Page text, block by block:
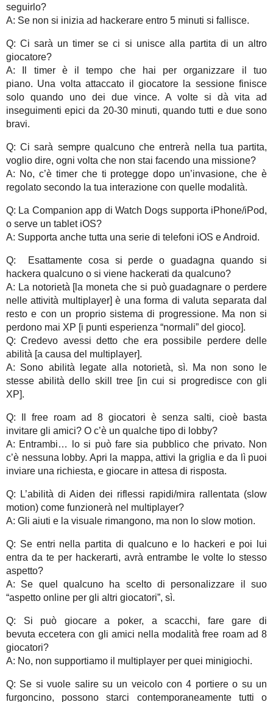
seguirlo?
A: Se non si inizia ad hackerare entro 5 minuti si fallisce.
Q: Ci sarà un timer se ci si unisce alla partita di un altro
giocatore?
A: Il timer è il tempo che hai per organizzare il tuo
piano. Una volta attaccato il giocatore la sessione finisce
solo quando uno dei due vince. A volte si dà vita ad
inseguimenti epici da 20-30 minuti, quando tutti e due sono
bravi.
Q: Ci sarà sempre qualcuno che entrerà nella tua partita,
voglio dire, ogni volta che non stai facendo una missione?
A: No, c’è timer che ti protegge dopo un’invasione, che è
regolato secondo la tua interazione con quelle modalità.
Q: La Companion app di Watch Dogs supporta iPhone/iPod,
o serve un tablet iOS?
A: Supporta anche tutta una serie di telefoni iOS e Android.
Q: Esattamente cosa si perde o guadagna quando si
hackera qualcuno o si viene hackerati da qualcuno?
A: La notorietà [la moneta che si può guadagnare o perdere
nelle attività multiplayer] è una forma di valuta separata dal
resto e con un proprio sistema di progressione. Ma non si
perdono mai XP [i punti esperienza “normali” del gioco].
Q: Credevo avessi detto che era possibile perdere delle
abilità [a causa del multiplayer].
A: Sono abilità legate alla notorietà, sì. Ma non sono le
stesse abilità dello skill tree [in cui si progredisce con gli
XP].
Q: Il free roam ad 8 giocatori è senza salti, cioè basta
invitare gli amici? O c’è un qualche tipo di lobby?
A: Entrambi… lo si può fare sia pubblico che privato. Non
c’è nessuna lobby. Apri la mappa, attivi la griglia e da lì puoi
inviare una richiesta, e giocare in attesa di risposta.
Q: L’abilità di Aiden dei riflessi rapidi/mira rallentata (slow
motion) come funzionerà nel multiplayer?
A: Gli aiuti e la visuale rimangono, ma non lo slow motion.
Q: Se entri nella partita di qualcuno e lo hackeri e poi lui
entra da te per hackerarti, avrà entrambe le volte lo stesso
aspetto?
A: Se quel qualcuno ha scelto di personalizzare il suo
“aspetto online per gli altri giocatori”, sì.
Q: Si può giocare a poker, a scacchi, fare gare di
bevuta eccetera con gli amici nella modalità free roam ad 8
giocatori?
A: No, non supportiamo il multiplayer per quei minigiochi.
Q: Se si vuole salire su un veicolo con 4 portiere o su un
furgoncino, possono starci contemporaneamente tutti o